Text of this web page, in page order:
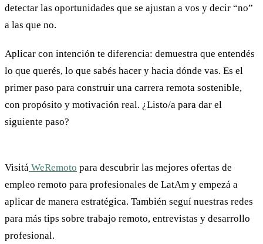
detectar las oportunidades que se ajustan a vos y decir “no”
a las que no.
Aplicar con intención te diferencia: demuestra que entendés
lo que querés, lo que sabés hacer y hacia dónde vas. Es el
primer paso para construir una carrera remota sostenible,
con propósito y motivación real. ¿Listo/a para dar el
siguiente paso?
Visitá WeRemoto para descubrir las mejores ofertas de
empleo remoto para profesionales de LatAm y empezá a
aplicar de manera estratégica. También seguí nuestras redes
para más tips sobre trabajo remoto, entrevistas y desarrollo
profesional.